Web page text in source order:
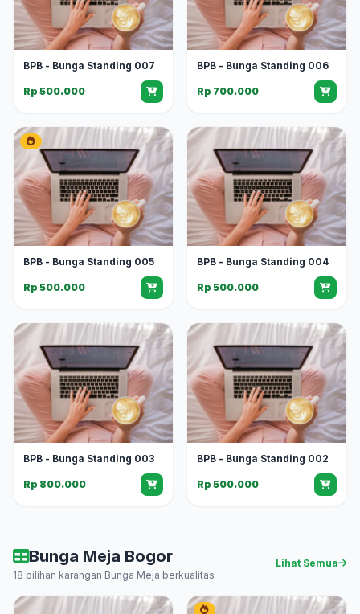
BPB - Bunga Standing 007
Rp 500.000
BPB - Bunga Standing 006
Rp 700.000
BPB - Bunga Standing 005
Rp 500.000
BPB - Bunga Standing 004
Rp 500.000
BPB - Bunga Standing 003
Rp 800.000
BPB - Bunga Standing 002
Rp 500.000
Bunga Meja Bogor
18 pilihan karangan Bunga Meja berkualitas
Lihat Semua